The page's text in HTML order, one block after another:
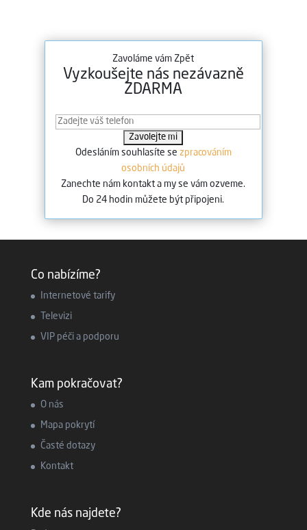
Zavoláme vám Zpět
Vyzkoušejte nás nezávazně
ZDARMA
Odesláním souhlasíte se zpracováním
osobních údajů
Zanechte nám kontakt a my se vám ozveme.
Do 24 hodin můžete být připojeni.
Co nabízíme?
Internetové tarify
Televizi
VIP péči a podporu
Kam pokračovat?
O nás
Mapa pokrytí
Časté dotazy
Kontakt
Kde nás najdete?